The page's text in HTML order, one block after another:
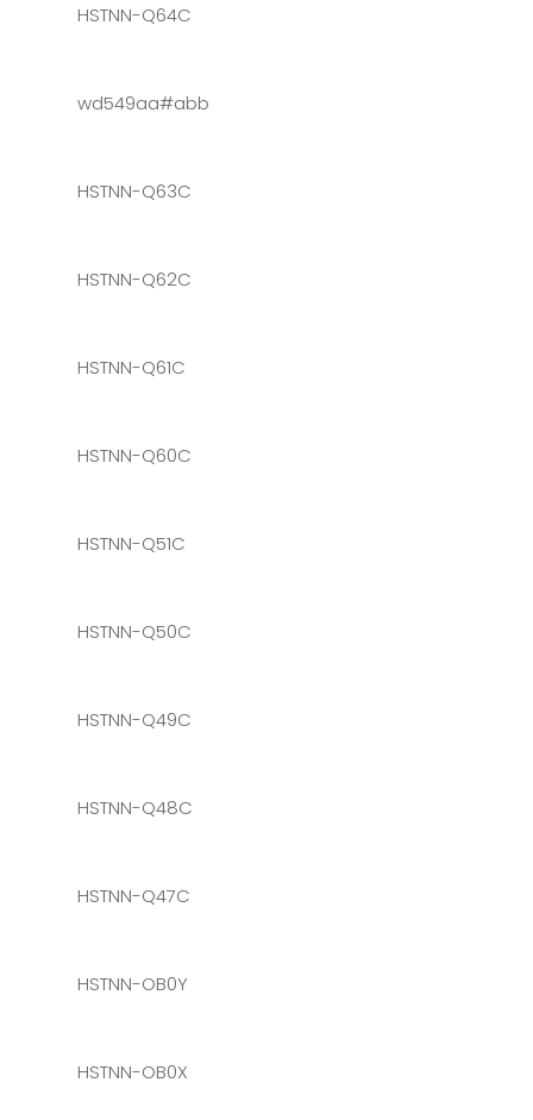
HSTNN-Q64C
wd549aa#abb
HSTNN-Q63C
HSTNN-Q62C
HSTNN-Q61C
HSTNN-Q60C
HSTNN-Q51C
HSTNN-Q50C
HSTNN-Q49C
HSTNN-Q48C
HSTNN-Q47C
HSTNN-OB0Y
HSTNN-OB0X